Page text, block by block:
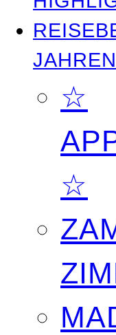
JAHREN
☆
☆